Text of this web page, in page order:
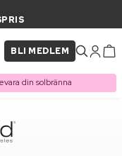
BLI MEDLEM
din solbränna